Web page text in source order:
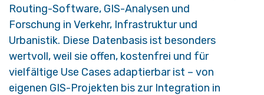
Routing-Software, GIS-Analysen und
Forschung in Verkehr, Infrastruktur und
Urbanistik. Diese Datenbasis ist besonders
wertvoll, weil sie offen, kostenfrei und für
vielfältige Use Cases adaptierbar ist – von
eigenen GIS-Projekten bis zur Integration in